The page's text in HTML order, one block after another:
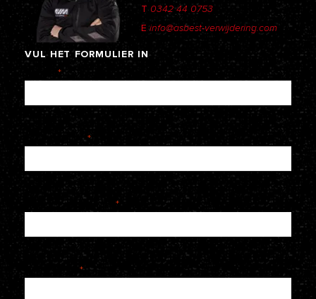
T 0342 44 0753
E info@asbest-verwijdering.com
VUL HET FORMULIER IN
*
E-mailadres *
Telefoonnummer *
*